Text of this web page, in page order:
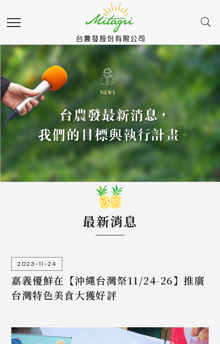
最新消息
2023-11-24
嘉義優鮮在【沖繩台灣祭11/24-26】推廣
台灣特色美食大獲好評